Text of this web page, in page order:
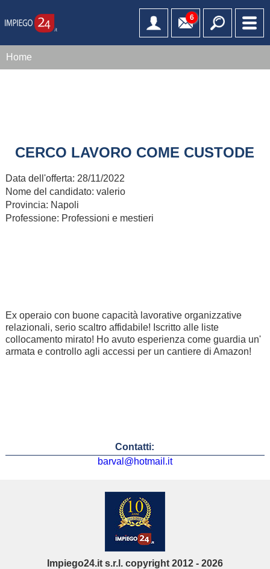
6
Home
CERCO LAVORO COME CUSTODE
Data dell'offerta: 28/11/2022
Nome del candidato: valerio
Provincia: Napoli
Professione: Professioni e mestieri
Ex operaio con buone capacità lavorative organizzative
relazionali, serio scaltro affidabile! Iscritto alle liste
collocamento mirato! Ho avuto esperienza come guardia un'
armata e controllo agli accessi per un cantiere di Amazon!
Contatti:
barval@hotmail.it
Impiego24.it s.r.l. copyright 2012 - 2026